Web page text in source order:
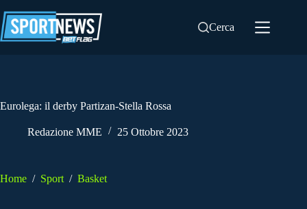
al
contenuto
Cerca
Eurolega: il derby Partizan-Stella Rossa
Redazione MME 25 Ottobre 2023
Home / Sport / Basket